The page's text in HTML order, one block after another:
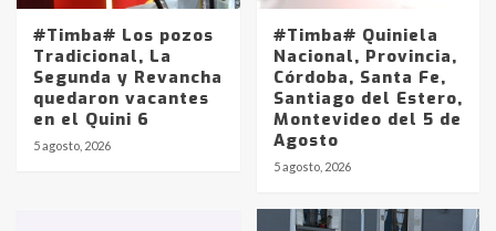
#Timba# Los pozos
Tradicional, La
Segunda y Revancha
quedaron vacantes
en el Quini 6
5 agosto, 2026
#Timba# Quiniela
Nacional, Provincia,
Córdoba, Santa Fe,
Santiago del Estero,
Montevideo del 5 de
Agosto
5 agosto, 2026
Identidad de los adolescentes
pampeanos que fueron
en la mañana del lunes